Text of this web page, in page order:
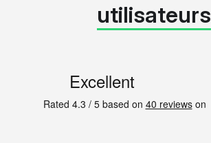
utilisateurs